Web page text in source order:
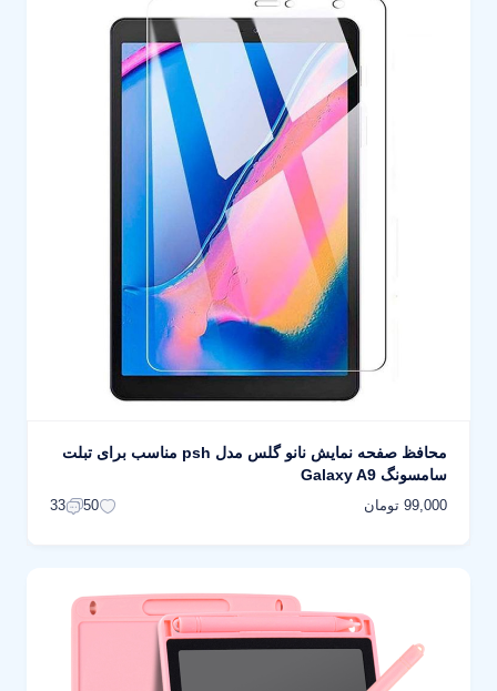
محافظ صفحه نمایش نانو گلس مدل psh مناسب برای تبلت
سامسونگ Galaxy A9
99,000 تومان 50
33